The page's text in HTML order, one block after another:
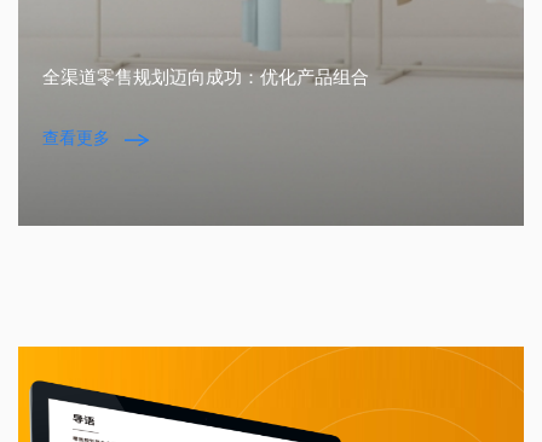
全渠道零售规划迈向成功：优化产品组合
查看更多